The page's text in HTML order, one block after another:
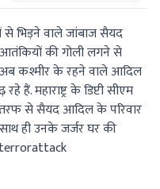
भिड़ने वाले जांबाज सैयद
की गोली लगने से
कश्मीर के रहने वाले आदिल
महाराष्ट्र के डिप्टी सीएम
तरफ से सैयद आदिल के परिवार
ही उनके जर्जर घर की